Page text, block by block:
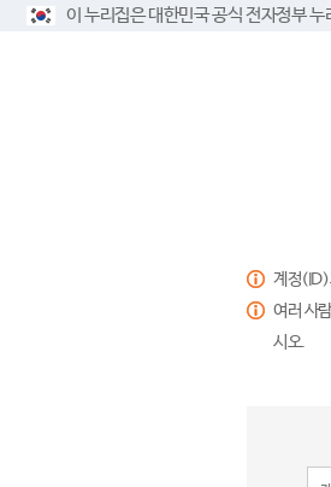
이 누리집은 대한민국 공식 전자정부 누
계정(ID)
여러 사
시오.